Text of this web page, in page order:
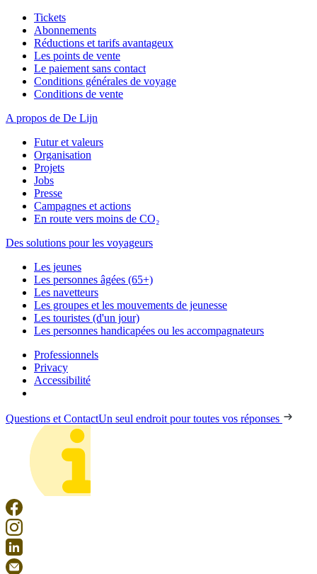
Tickets
Abonnements
Réductions et tarifs avantageux
Les points de vente
Le paiement sans contact
Conditions générales de voyage
Conditions de vente
A propos de De Lijn
Futur et valeurs
Organisation
Projets
Jobs
Presse
Campagnes et actions
En route vers moins de CO₂
Des solutions pour les voyageurs
Les jeunes
Les personnes âgées (65+)
Les navetteurs
Les groupes et les mouvements de jeunesse
Les touristes (d'un jour)
Les personnes handicapées ou les accompagnateurs
Professionnels
Privacy
Accessibilité
Questions et ContactUn seul endroit pour toutes vos réponses